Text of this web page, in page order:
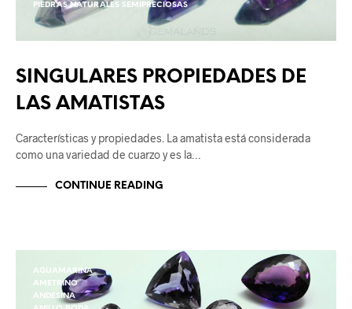
PIEDRAS NATURALES SEMIPRECIOSAS
SINGULARES PROPIEDADES DE
LAS AMATISTAS
Características y propiedades. La amatista está considerada
como una variedad de cuarzo y es la…
CONTINUE READING
AGUAMARINA
AMETRINO
ANDESINA